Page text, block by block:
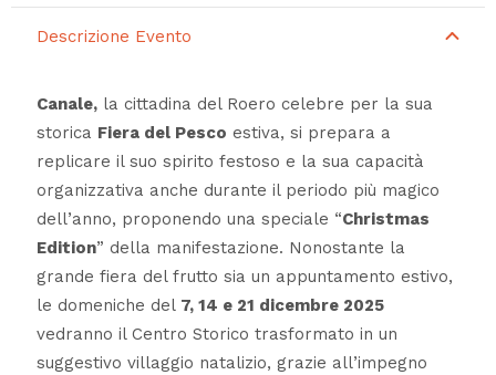
Descrizione Evento
Canale,la cittadina del Roero celebre per la sua
storica Fiera del Pesco estiva, si prepara a
replicare il suo spirito festoso e la sua capacità
organizzativa anche durante il periodo più magico
dell’anno, proponendo una speciale “Christmas
Edition” della manifestazione. Nonostante la
grande fiera del frutto sia un appuntamento estivo,
le domeniche del7, 14 e 21 dicembre 2025
vedranno il Centro Storico trasformato in un
suggestivo villaggio natalizio, grazie all’impegno